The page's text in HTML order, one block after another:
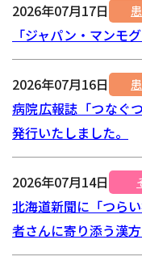
2026年07月17日
「ジャパン・マンモ
2026年07月16日
病院広報誌「つなぐ
発行いたしました。
2026年07月14日
北海道新聞に「つら
者さんに寄り添う漢